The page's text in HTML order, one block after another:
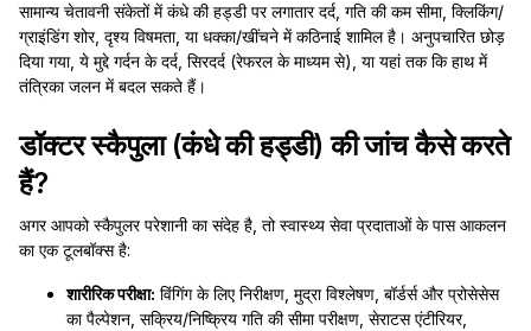
सामान्य चेतावनी संकेतों में कंधे की हड्डी पर लगातार दर्द, गति की कम सीमा, क्लिकिंग/
ग्राइंडिंग शोर, दृश्य विषमता, या धक्का/खींचने में कठिनाई शामिल है। अनुपचारित छोड़
दिया गया, ये मुद्दे गर्दन के दर्द, सिरदर्द (रेफरल के माध्यम से), या यहां तक कि हाथ में
तंत्रिका जलन में बदल सकते हैं।
डॉक्टर स्कैपुला (कंधे की हड्डी) की जांच कैसे करते
हैं?
अगर आपको स्कैपुलर परेशानी का संदेह है, तो स्वास्थ्य सेवा प्रदाताओं के पास आकलन
का एक टूलबॉक्स है:
शारीरिक परीक्षा: विंगिंग के लिए निरीक्षण, मुद्रा विश्लेषण, बॉर्डर्स और प्रोसेसेस
का पैल्पेशन, सक्रिय/निष्क्रिय गति की सीमा परीक्षण, सेराटस एंटीरियर,